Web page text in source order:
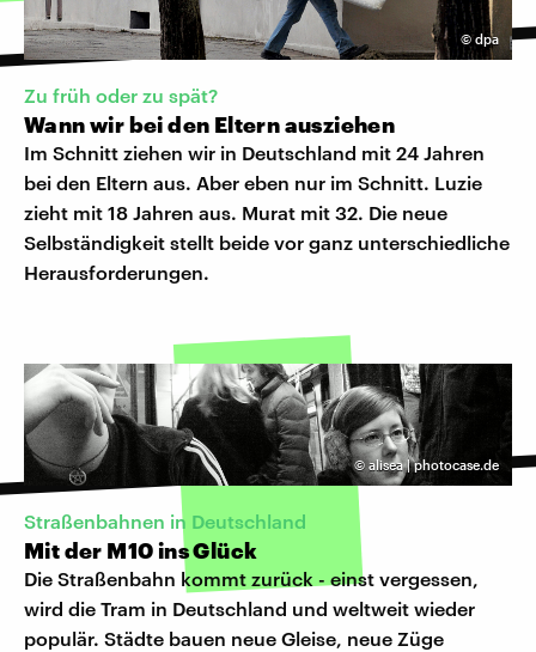
©dpa
Zu früh oder zu spät?
Wann wir bei den Eltern ausziehen
Im Schnitt ziehen wir in Deutschland mit 24 Jahren
bei den Eltern aus. Aber eben nur im Schnitt. Luzie
zieht mit 18 Jahren aus. Murat mit 32. Die neue
Selbständigkeit stellt beide vor ganz unterschiedliche
Herausforderungen.
©alisea | photocase.de
Straßenbahnen in Deutschland
Mit der M10 ins Glück
Die Straßenbahn kommt zurück - einst vergessen,
wird die Tram in Deutschland und weltweit wieder
populär. Städte bauen neue Gleise, neue Züge